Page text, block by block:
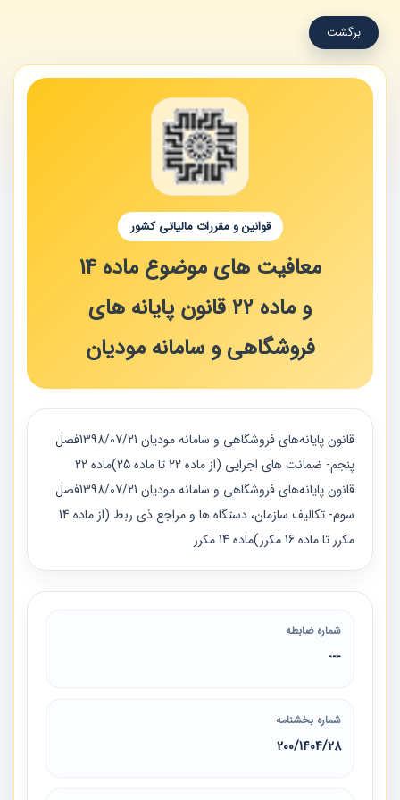
برگشت
قوانین و مقررات مالیاتی کشور
معافیت های موضوع ماده 14
و ماده 22 قانون پایانه های
فروشگاهی و سامانه مودیان
قانون پایانه‌های فروشگاهی و سامانه مودیان 1398/07/21فصل
پنجم- ضمانت های اجرایی (از ماده 22 تا ماده 25)ماده 22
قانون پایانه‌های فروشگاهی و سامانه مودیان 1398/07/21فصل
سوم- تکالیف سازمان، دستگاه ها و مراجع ذی ربط (از ماده 14
مکرر تا ماده 16 مکرر)ماده 14 مکرر
شماره ضابطه
---
شماره بخشنامه
200/1404/28